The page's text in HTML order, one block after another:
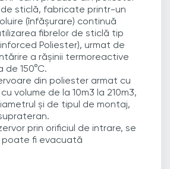
sticlă, fabricate printr-un
(înfășurare) continuă
fibrelor de sticlă tip
Poliester), urmat de
a rășinii termoreactive
150°C.
din poliester armat cu
volume de la 10m3 la 210m3,
și de tipul de montaj,
prin orificiul de intrare, se
poate fi evacuată